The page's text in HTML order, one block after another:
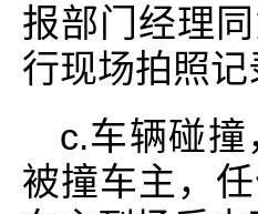
报部门经理
行现场拍照记
c.车辆碰
被撞车主，